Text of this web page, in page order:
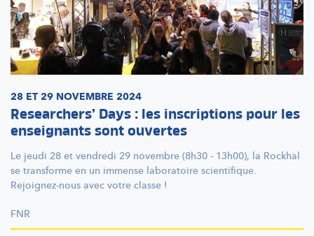
28 ET 29 NOVEMBRE 2024
Researchers’ Days : les inscriptions pour les
enseignants sont ouvertes
Le jeudi 28 et vendredi 29 novembre (8h30 - 13h00), la Rockhal
se transforme en un immense laboratoire scientifique.
Rejoignez-nous avec votre classe !
FNR